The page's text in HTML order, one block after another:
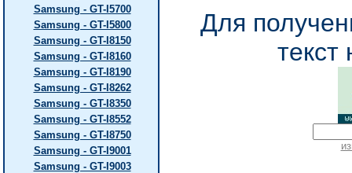
Samsung - GT-I5700
Samsung - GT-I5800
Samsung - GT-I8150
Samsung - GT-I8160
Samsung - GT-I8190
Samsung - GT-I8262
Samsung - GT-I8350
Samsung - GT-I8552
Samsung - GT-I8750
Samsung - GT-I9001
Samsung - GT-I9003
Для
текст